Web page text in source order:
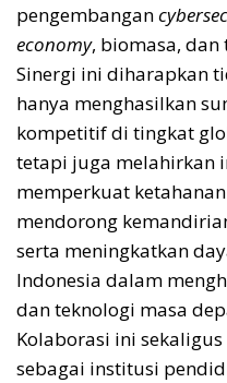
pengembangan
economy, biomasa,
Sinergi ini diharapkan
hanya menghasilkan
kompetitif di tingkat
tetapi juga melahirkan
memperkuat
mendorong
serta meningkatkan
Indonesia dalam
dan teknologi masa
Kolaborasi ini
sebagai institusi